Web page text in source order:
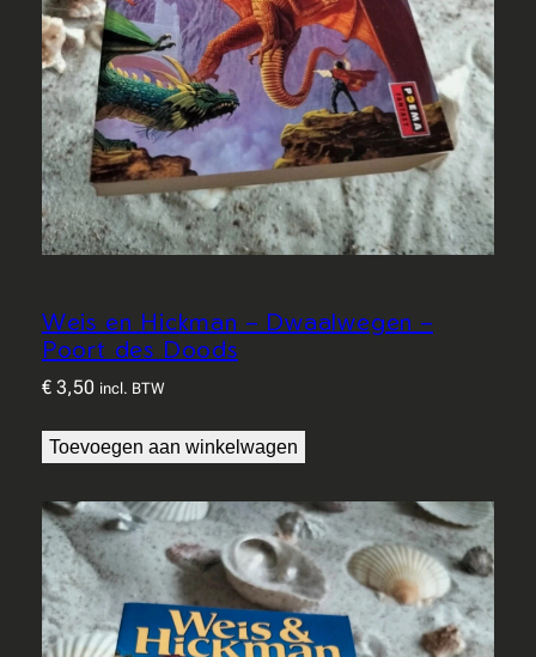
Weis en Hickman – Dwaalwegen –
Poort des Doods
€3,50 incl. BTW
Toevoegen aan winkelwagen